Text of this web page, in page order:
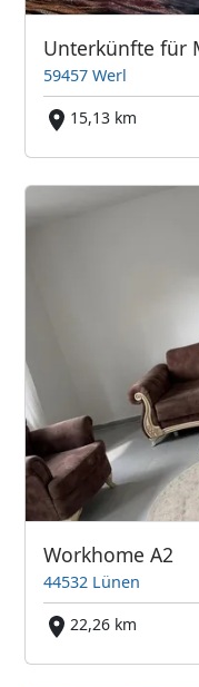
59457 Werl
15,13 km
Workhome A2
44532 Lünen
22,26 km